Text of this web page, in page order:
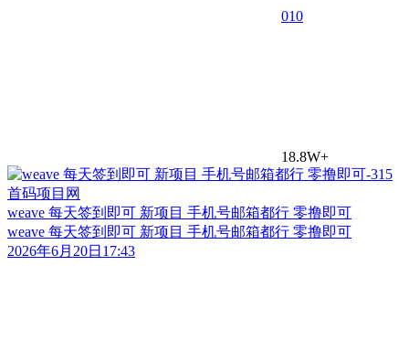
010
18.8W+
weave 每天签到即可 新项目 手机号邮箱都行 零撸即可
weave 每天签到即可 新项目 手机号邮箱都行 零撸即可
2026年6月20日17:43